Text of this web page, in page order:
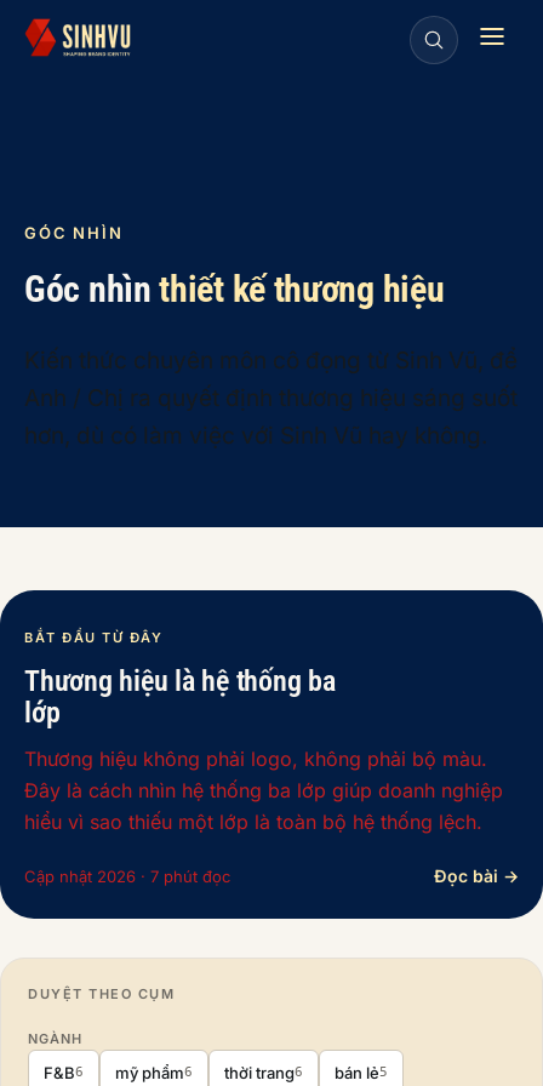
GÓC NHÌN
Góc nhìnthiết kế thương hiệu
Kiến thức chuyên môn cô đọng từ Sinh Vũ, để
Anh / Chị ra quyết định thương hiệu sáng suốt
hơn, dù có làm việc với Sinh Vũ hay không.
BẮT ĐẦU TỪ ĐÂY
Thương hiệu là hệ thống ba
lớp
Thương hiệu không phải logo, không phải bộ màu.
Đây là cách nhìn hệ thống ba lớp giúp doanh nghiệp
hiểu vì sao thiếu một lớp là toàn bộ hệ thống lệch.
Cập nhật 2026 · 7 phút đọc Đọc bài →
DUYỆT THEO CỤM
NGÀNH
F&B6 mỹ phẩm6 thời trang6 bán lẻ5